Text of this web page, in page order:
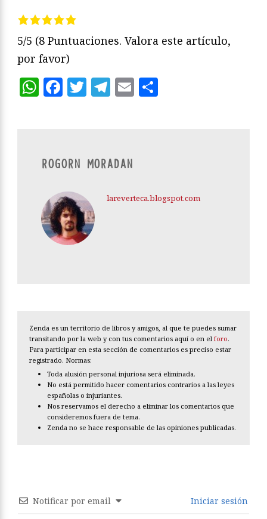
5/5 (8 Puntuaciones. Valora este artículo,
por favor)
WhatsApp
Facebook
Twitter
Telegram
Email
ROGORN MORADAN
lareverteca.blogspot.com
Zenda es un territorio de libros y amigos, al que te puedes sumar
transitando por la web y con tus comentarios aquí o en el foro.
Para participar en esta sección de comentarios es preciso estar
registrado. Normas:
Toda alusión personal injuriosa será eliminada.
No está permitido hacer comentarios contrarios a las leyes
españolas o injuriantes.
Nos reservamos el derecho a eliminar los comentarios que
consideremos fuera de tema.
Zenda no se hace responsable de las opiniones publicadas.
Notificar por email Iniciar sesión